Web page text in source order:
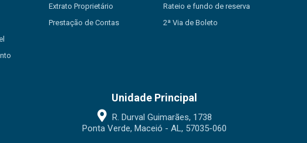
Extrato Proprietário
Prestação de Contas
Rateio e fundo de reserva
2ª Via de Boleto
Unidade Principal
R. Durval Guimarães, 1738
Ponta Verde, Maceió - AL, 57035-060